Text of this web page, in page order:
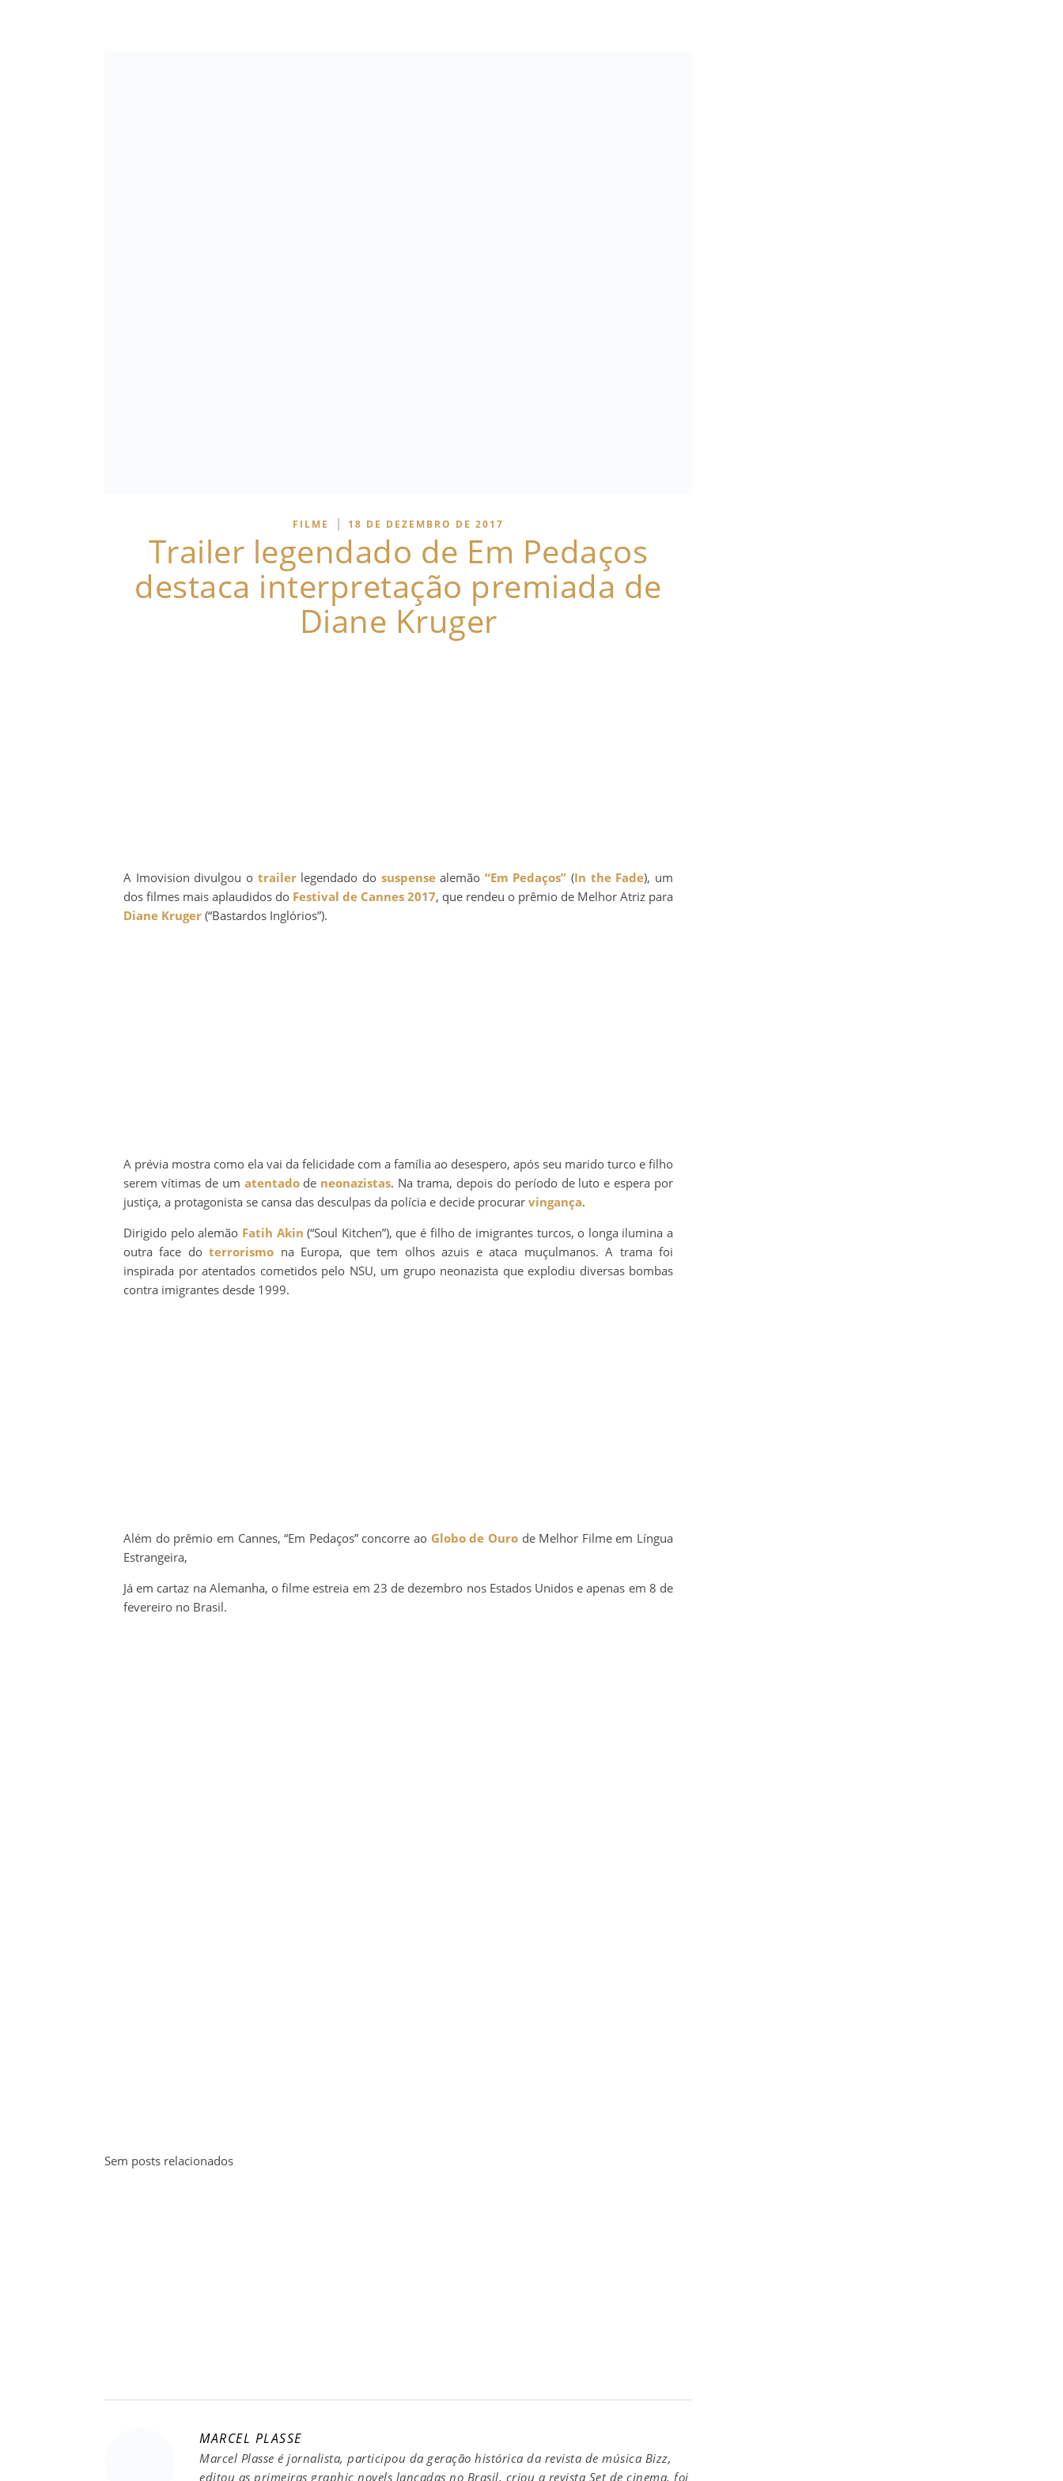
FILME | 18 DE DEZEMBRO DE 2017
Trailer legendado de Em Pedaços
destaca interpretação premiada de
Diane Kruger
A Imovision divulgou o trailerlegendado do suspensealemão “Em Pedaços” (In the Fade), um
dos filmes mais aplaudidos do Festival de Cannes 2017, que rendeu o prêmio de Melhor Atriz para
Diane Kruger (“Bastardos Inglórios”).
A prévia mostra como ela vai da felicidade com a família ao desespero, após seu marido turco e filho
serem vítimas de um atentadode neonazistas. Na trama, depois do período de luto e espera por
justiça, a protagonista se cansa das desculpas da polícia e decide procurar vingança.
Dirigido pelo alemão Fatih Akin (“Soul Kitchen”), que é filho de imigrantes turcos, o longa ilumina a
outra face doterrorismo na Europa, que tem olhos azuis e ataca muçulmanos. A trama foi
inspirada por atentados cometidos pelo NSU, um grupo neonazista que explodiu diversas bombas
contra imigrantes desde 1999.
Além do prêmio em Cannes, “Em Pedaços” concorre ao Globo de Ourode Melhor Filme em Língua
Estrangeira,
Já em cartaz na Alemanha, o filme estreia em 23 de dezembro nos Estados Unidos e apenas em 8 de
fevereiro no Brasil.
Sem posts relacionados
MARCEL PLASSE
Marcel Plasse é jornalista, participou da geração histórica da revista de música Bizz,
editou as primeiras graphic novels lançadas no Brasil, criou a revista Set de cinema, foi